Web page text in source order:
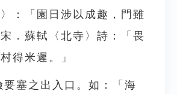
：「園日涉以成趣，門雖
．蘇軾〈北寺〉詩：「畏
得米遲。」
塞之出入口。如：「海